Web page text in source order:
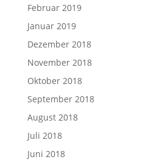
Februar 2019
Januar 2019
Dezember 2018
November 2018
Oktober 2018
September 2018
August 2018
Juli 2018
Juni 2018